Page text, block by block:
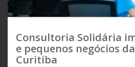
Consultoria Solidária
e pequenos negócios
Curitiba